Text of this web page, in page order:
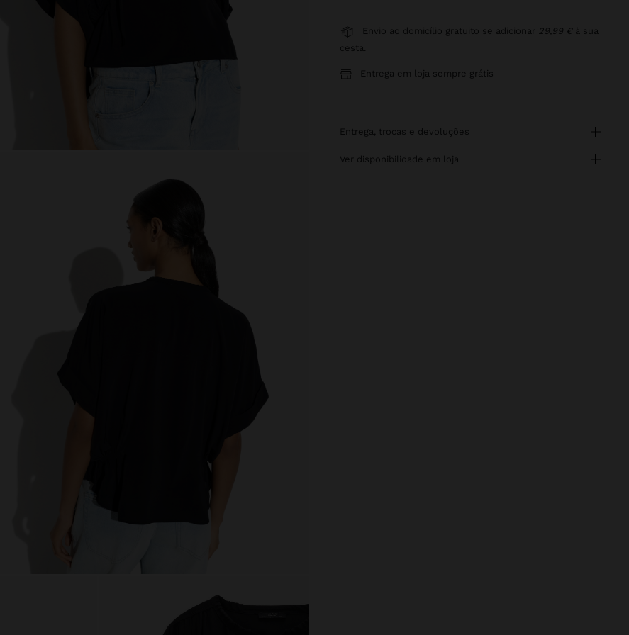
Envio ao domicílio gratuito se adicionar 29,99 € à sua
cesta.
Entrega em loja sempre grátis
entrega, trocas e devoluções
ver disponibilidade em loja